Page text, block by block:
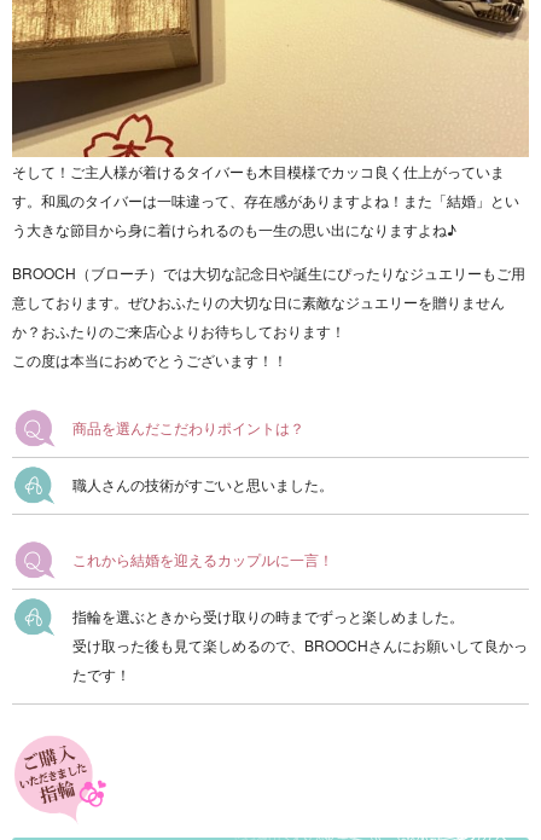
そして！ご主人様が着けるタイバーも木目模様でカッコ良く仕上がっていま
す。和風のタイバーは一味違って、存在感がありますよね！また「結婚」とい
う大きな節目から身に着けられるのも一生の思い出になりますよね♪
BROOCH（ブローチ）では大切な記念日や誕生にぴったりなジュエリーもご用
意しております。ぜひおふたりの大切な日に素敵なジュエリーを贈りません
か？おふたりのご来店心よりお待ちしております！
この度は本当におめでとうございます！！
商品を選んだこだわりポイントは？
職人さんの技術がすごいと思いました。
これから結婚を迎えるカップルに一言！
指輪を選ぶときから受け取りの時までずっと楽しめました。
受け取った後も見て楽しめるので、BROOCHさんにお願いして良かっ
たです！